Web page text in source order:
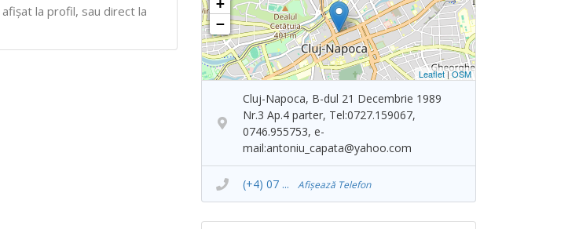
la profil, sau direct la
+
−
Leaflet|OSM
Cluj-Napoca, B-dul 21 Decembrie 1989
Nr.3 Ap.4 parter, Tel:0727.159067,
0746.955753, e-
mail:antoniu_capata@yahoo.com
(+4) 07 ... Afișează Telefon